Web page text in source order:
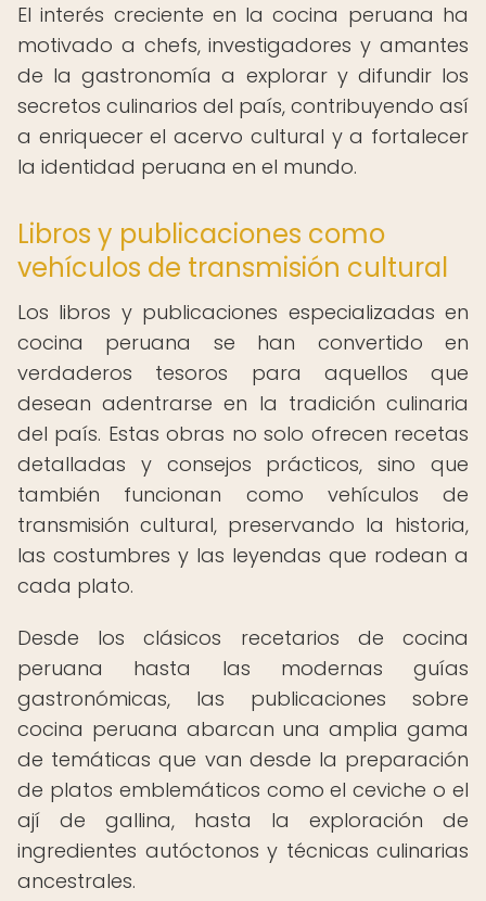
El interés creciente en la cocina peruana ha
motivado a chefs, investigadores y amantes
de la gastronomía a explorar y difundir los
secretos culinarios del país, contribuyendo así
a enriquecer el acervo cultural y a fortalecer
la identidad peruana en el mundo.
Libros y publicaciones como
vehículos de transmisión cultural
Los libros y publicaciones especializadas en
cocina peruana se han convertido en
verdaderos tesoros para aquellos que
desean adentrarse en la tradición culinaria
del país. Estas obras no solo ofrecen recetas
detalladas y consejos prácticos, sino que
también funcionan como vehículos de
transmisión cultural, preservando la historia,
las costumbres y las leyendas que rodean a
cada plato.
Desde los clásicos recetarios de cocina
peruana hasta las modernas guías
gastronómicas, las publicaciones sobre
cocina peruana abarcan una amplia gama
de temáticas que van desde la preparación
de platos emblemáticos como el ceviche o el
ají de gallina, hasta la exploración de
ingredientes autóctonos y técnicas culinarias
ancestrales.